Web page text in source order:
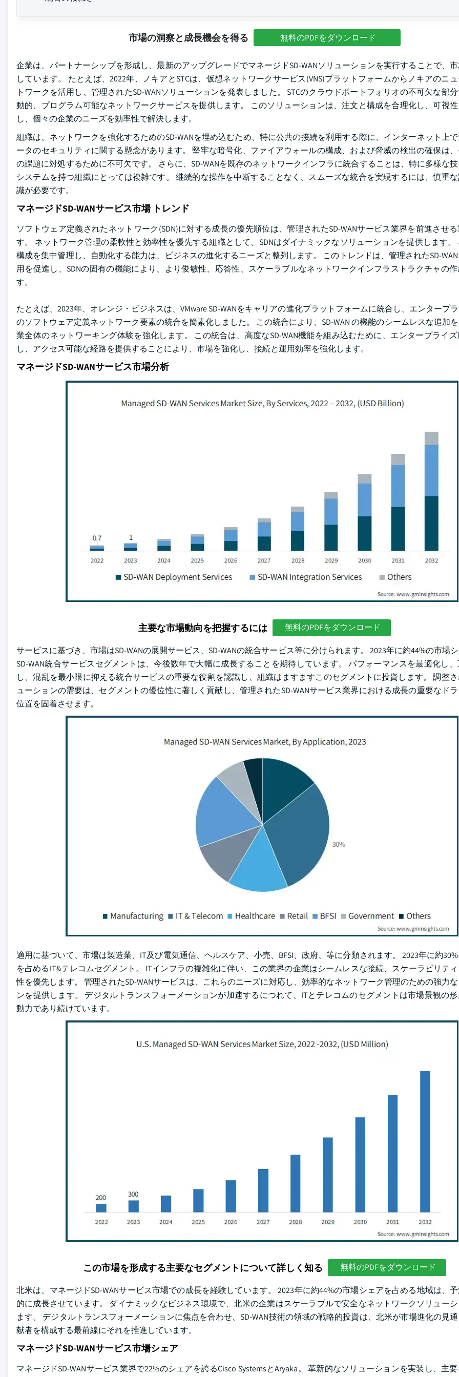
市場の洞察と成長機会を得る 無料のPDFをダウンロード
企業は、パートナーシップを形成し、最新のアップグレードでマネージドSD-WANソリューションを実行することで、
しています。 たとえば、2022年、ノキアとSTCは、仮想ネットワークサービス(VNS)プラットフォームからノキアのニ
トワークを活用し、管理されたSD-WANソリューションを発表しました。 STCのクラウドポートフォリオの不可欠な部分
動的、プログラム可能なネットワークサービスを提供します。 このソリューションは、注文と構成を合理化し、可視
し、個々の企業のニーズを効率性で解決します。
組織は、ネットワークを強化するためのSD-WANを埋め込むため、特に公共の接続を利用する際に、インターネット上
ータのセキュリティに関する懸念があります。 堅牢な暗号化、ファイアウォールの構成、および脅威の検出の確保は
の課題に対処するために不可欠です。 さらに、SD-WANを既存のネットワークインフラに統合することは、特に多様な
システムを持つ組織にとっては複雑です。 継続的な操作を中断することなく、スムーズな統合を実現するには、慎重
識が必要です。
マネージドSD-WANサービス市場 トレンド
ソフトウェア定義されたネットワーク(SDN)に対する成長の優先順位は、管理されたSD-WANサービス業界を前進させ
す。 ネットワーク管理の柔軟性と効率性を優先する組織として、SDNはダイナミックなソリューションを提供します。
構成を集中管理し、自動化する能力は、ビジネスの進化するニーズと整列します。 このトレンドは、管理されたSD-
用を促進し、SDNの固有の機能により、より俊敏性、応答性、スケーラブルなネットワークインフラストラクチャの作
す。
たとえば、2023年、オレンジ・ビジネスは、VMware SD-WANをキャリアの進化プラットフォームに統合し、エンタープ
のソフトウェア定義ネットワーク要素の統合を簡素化しました。 この統合により、SD-WAN の機能のシームレスな追加
業全体のネットワーキング体験を強化します。 この統合は、高度なSD-WAN機能を組み込むために、エンタープライ
し、アクセス可能な経路を提供することにより、市場を強化し、接続と運用効率を強化します。
マネージドSD-WANサービス市場分析
主要な市場動向を把握するには 無料のPDFをダウンロード
サービスに基づき、市場はSD-WANの展開サービス、SD-WANの統合サービス等に分けられます。 2023年に約44%の市場
SD-WAN統合サービスセグメントは、今後数年で大幅に成長することを期待しています。 パフォーマンスを最適化し
し、混乱を最小限に抑える統合サービスの重要な役割を認識し、組織はますますこのセグメントに投資します。 調整
ューションの需要は、セグメントの優位性に著しく貢献し、管理されたSD-WANサービス業界における成長の重要なド
位置を固着させます。
適用に基づいて、市場は製造業、IT及び電気通信、ヘルスケア、小売、BFSI、政府、等に分類されます。 2023年に約
を占めるIT&テレコムセグメント。 ITインフラの複雑化に伴い、この業界の企業はシームレスな接続、スケーラビリテ
性を優先します。 管理されたSD-WANサービスは、これらのニーズに対応し、効率的なネットワーク管理のための強力
ンを提供します。 デジタルトランスフォーメーションが加速するにつれて、ITとテレコムのセグメントは市場景観の
動力であり続けています。
この市場を形成する主要なセグメントについて詳しく知る 無料のPDFをダウンロード
北米は、マネージドSD-WANサービス市場での成長を経験しています。 2023年に約44%の市場シェアを占める地域は、
的に成長させています。 ダイナミックなビジネス環境で、北米の企業はスケーラブルで安全なネットワークソリュー
ます。 デジタルトランスフォーメーションに焦点を合わせ、SD-WAN技術の領域の戦略的投資は、北米が市場進化の見
献者を構成する最前線にそれを推進しています。
マネージドSD-WANサービス市場シェア
マネージドSD-WANサービス業界で22%のシェアを誇るCisco SystemsとAryaka。 革新的なソリューションを実装し、主